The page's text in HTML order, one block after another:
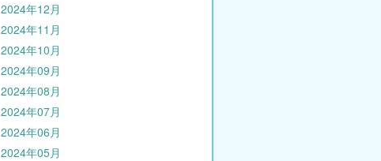
2024年12月
2024年11月
2024年10月
2024年09月
2024年08月
2024年07月
2024年06月
2024年05月